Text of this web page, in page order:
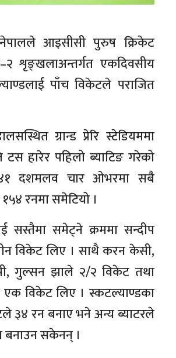
आइसीसी पुरुष क्रिकेट
शृङ्खलाअन्तर्गत एकदिवसीय
पाँच विकेटले पराजित
ग्रान्ड प्रेरि स्टेडियममा
टस हारेर पहिलो ब्याटिङ गरेको
दशमलव चार ओभरमा सबै
रनमा समेटियो ।
सस्तैमा समेट्ने क्रममा सन्दीप
विकेट लिए । साथै करन केसी,
गुल्सन झाले २/२ विकेट तथा
विकेट लिए । स्कटल्याण्डका
३४ रन बनाए भने अन्य ब्याटरले
सकेनन् ।